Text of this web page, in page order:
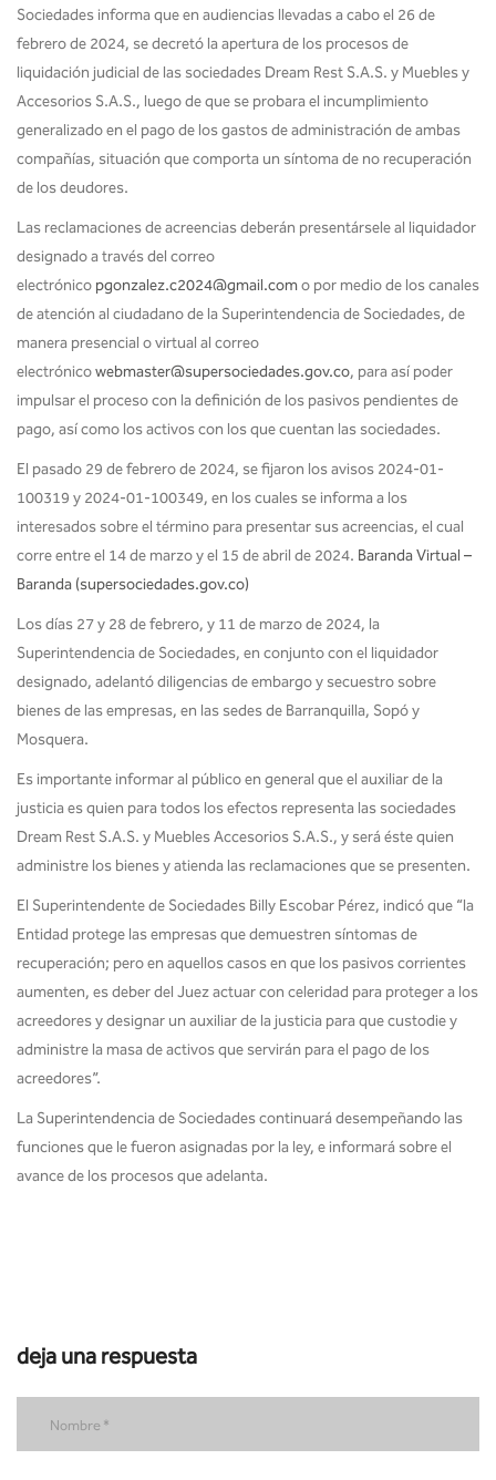
Sociedades informa que en audiencias llevadas a cabo el 26 de
febrero de 2024, se decretó la apertura de los procesos de
liquidación judicial de las sociedades Dream Rest S.A.S. y Muebles y
Accesorios S.A.S., luego de que se probara el incumplimiento
generalizado en el pago de los gastos de administración de ambas
compañías, situación que comporta un síntoma de no recuperación
de los deudores.
Las reclamaciones de acreencias deberán presentársele al liquidador
designado a través del correo
electrónico pgonzalez.c2024@gmail.como por medio de los canales
de atención al ciudadano de la Superintendencia de Sociedades, de
manera presencial o virtual al correo
electrónicowebmaster@supersociedades.gov.co, para así poder
impulsar el proceso con la definición de los pasivos pendientes de
pago, así como los activos con los que cuentan las sociedades.
El pasado 29 de febrero de 2024, se fijaron los avisos 2024-01-
100319 y 2024-01-100349, en los cuales se informa a los
interesados sobre el término para presentar sus acreencias, el cual
corre entre el 14 de marzo y el 15 de abril de 2024. Baranda Virtual –
Baranda (supersociedades.gov.co)
Los días 27 y 28 de febrero, y 11 de marzo de 2024, la
Superintendencia de Sociedades, en conjunto con el liquidador
designado, adelantó diligencias de embargo y secuestro sobre
bienes de las empresas, en las sedes de Barranquilla, Sopó y
Mosquera.
Es importante informar al público en general que el auxiliar de la
justicia es quien para todos los efectos representa las sociedades
Dream Rest S.A.S. y Muebles Accesorios S.A.S., y será éste quien
administre los bienes y atienda las reclamaciones que se presenten.
El Superintendente de Sociedades Billy Escobar Pérez, indicó que “la
Entidad protege las empresas que demuestren síntomas de
recuperación; pero en aquellos casos en que los pasivos corrientes
aumenten, es deber del Juez actuar con celeridad para proteger a los
acreedores y designar un auxiliar de la justicia para que custodie y
administre la masa de activos que servirán para el pago de los
acreedores”.
La Superintendencia de Sociedades continuará desempeñando las
funciones que le fueron asignadas por la ley, e informará sobre el
avance de los procesos que adelanta.
deja una respuesta